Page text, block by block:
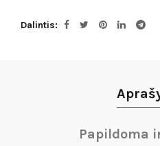
Dalintis
Papildoma